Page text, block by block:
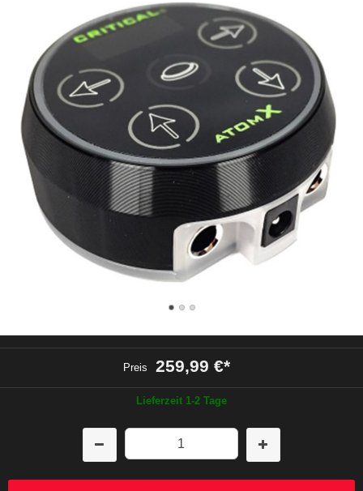
Preis 259,99 €*
Lieferzeit 1-2 Tage